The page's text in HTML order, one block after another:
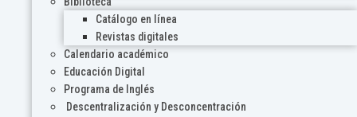
Catálogo en línea
Revistas digitales
Calendario académico
Educación Digital
Programa de Inglés
Descentralización y Desconcentración